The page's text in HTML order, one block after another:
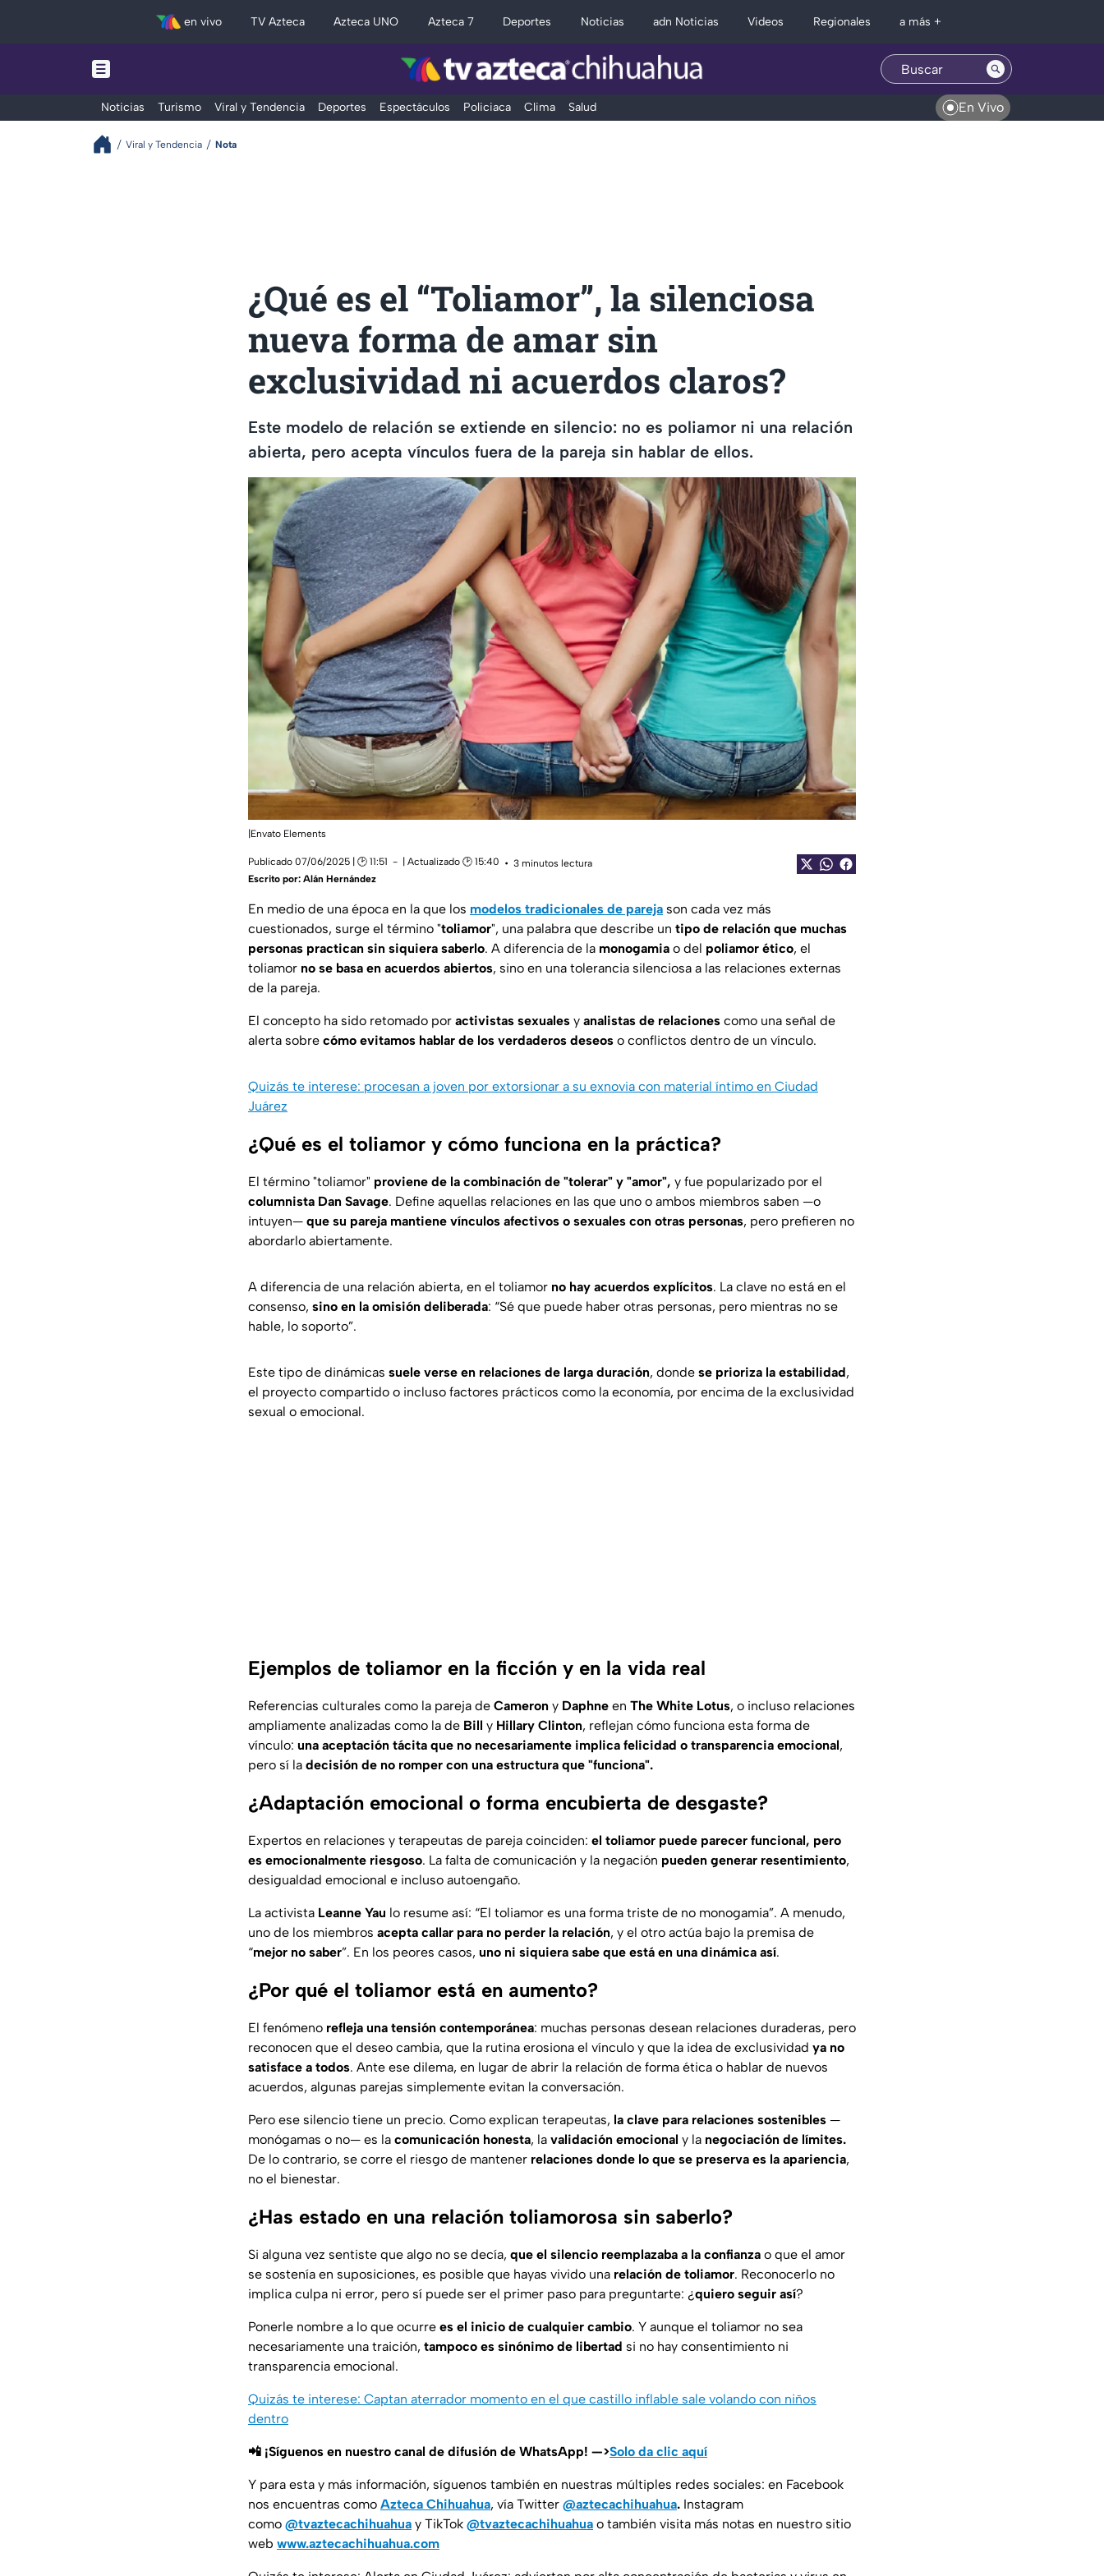
en vivo TV Azteca Azteca UNO Azteca 7 Deportes Noticias adn Noticias Videos Regionales a más +
Noticias Turismo Viral y Tendencia Deportes Espectáculos Policiaca Clima Salud En Vivo
Viral y Tendencia Nota
¿Qué es el “Toliamor”, la silenciosa
nueva forma de amar sin
exclusividad ni acuerdos claros?
Este modelo de relación se extiende en silencio: no es poliamor ni una relación
abierta, pero acepta vínculos fuera de la pareja sin hablar de ellos.
|Envato Elements
Publicado 07/06/2025 | 🕑 11:51 | Actualizado 🕑 15:40
3 minutos lectura
Escrito por: Alán Hernández
En medio de una época en la que los modelos tradicionales de pareja son cada vez más
cuestionados, surge el término "toliamor", una palabra que describe un tipo de relación que muchas
personas practican sin siquiera saberlo. A diferencia de la monogamia o del poliamor ético, el
toliamor no se basa en acuerdos abiertos, sino en una tolerancia silenciosa a las relaciones externas
de la pareja.
El concepto ha sido retomado por activistas sexuales y analistas de relaciones como una señal de
alerta sobre cómo evitamos hablar de los verdaderos deseos o conflictos dentro de un vínculo.
Quizás te interese: procesan a joven por extorsionar a su exnovia con material íntimo en Ciudad
Juárez
¿Qué es el toliamor y cómo funciona en la práctica?
El término "toliamor" proviene de la combinación de "tolerar" y "amor", y fue popularizado por el
columnista Dan Savage. Define aquellas relaciones en las que uno o ambos miembros saben —o
intuyen— que su pareja mantiene vínculos afectivos o sexuales con otras personas, pero prefieren no
abordarlo abiertamente.
A diferencia de una relación abierta, en el toliamor no hay acuerdos explícitos. La clave no está en el
consenso, sino en la omisión deliberada: “Sé que puede haber otras personas, pero mientras no se
hable, lo soporto”.
Este tipo de dinámicas suele verse en relaciones de larga duración, donde se prioriza la estabilidad,
el proyecto compartido o incluso factores prácticos como la economía, por encima de la exclusividad
sexual o emocional.
Ejemplos de toliamor en la ficción y en la vida real
Referencias culturales como la pareja de Cameron y Daphne en The White Lotus, o incluso relaciones
ampliamente analizadas como la de Bill y Hillary Clinton, reflejan cómo funciona esta forma de
vínculo: una aceptación tácita que no necesariamente implica felicidad o transparencia emocional,
pero sí la decisión de no romper con una estructura que "funciona".
¿Adaptación emocional o forma encubierta de desgaste?
Expertos en relaciones y terapeutas de pareja coinciden: el toliamor puede parecer funcional, pero
es emocionalmente riesgoso. La falta de comunicación y la negación pueden generar resentimiento,
desigualdad emocional e incluso autoengaño.
La activista Leanne Yau lo resume así: “El toliamor es una forma triste de no monogamia”. A menudo,
uno de los miembros acepta callar para no perder la relación, y el otro actúa bajo la premisa de
“mejor no saber”. En los peores casos, uno ni siquiera sabe que está en una dinámica así.
¿Por qué el toliamor está en aumento?
El fenómeno refleja una tensión contemporánea: muchas personas desean relaciones duraderas, pero
reconocen que el deseo cambia, que la rutina erosiona el vínculo y que la idea de exclusividad ya no
satisface a todos. Ante ese dilema, en lugar de abrir la relación de forma ética o hablar de nuevos
acuerdos, algunas parejas simplemente evitan la conversación.
Pero ese silencio tiene un precio. Como explican terapeutas, la clave para relaciones sostenibles —
monógamas o no— es la comunicación honesta, la validación emocional y la negociación de límites.
De lo contrario, se corre el riesgo de mantener relaciones donde lo que se preserva es la apariencia,
no el bienestar.
¿Has estado en una relación toliamorosa sin saberlo?
Si alguna vez sentiste que algo no se decía, que el silencio reemplazaba a la confianza o que el amor
se sostenía en suposiciones, es posible que hayas vivido una relación de toliamor. Reconocerlo no
implica culpa ni error, pero sí puede ser el primer paso para preguntarte: ¿quiero seguir así?
Ponerle nombre a lo que ocurre es el inicio de cualquier cambio. Y aunque el toliamor no sea
necesariamente una traición, tampoco es sinónimo de libertad si no hay consentimiento ni
transparencia emocional.
Quizás te interese: Captan aterrador momento en el que castillo inflable sale volando con niños
dentro
📲 ¡Síguenos en nuestro canal de difusión de WhatsApp! —>Solo da clic aquí
Y para esta y más información, síguenos también en nuestras múltiples redes sociales: en Facebook
nos encuentras como Azteca Chihuahua, vía Twitter @aztecachihuahua. Instagram
como @tvaztecachihuahua y TikTok @tvaztecachihuahua o también visita más notas en nuestro sitio
web www.aztecachihuahua.com